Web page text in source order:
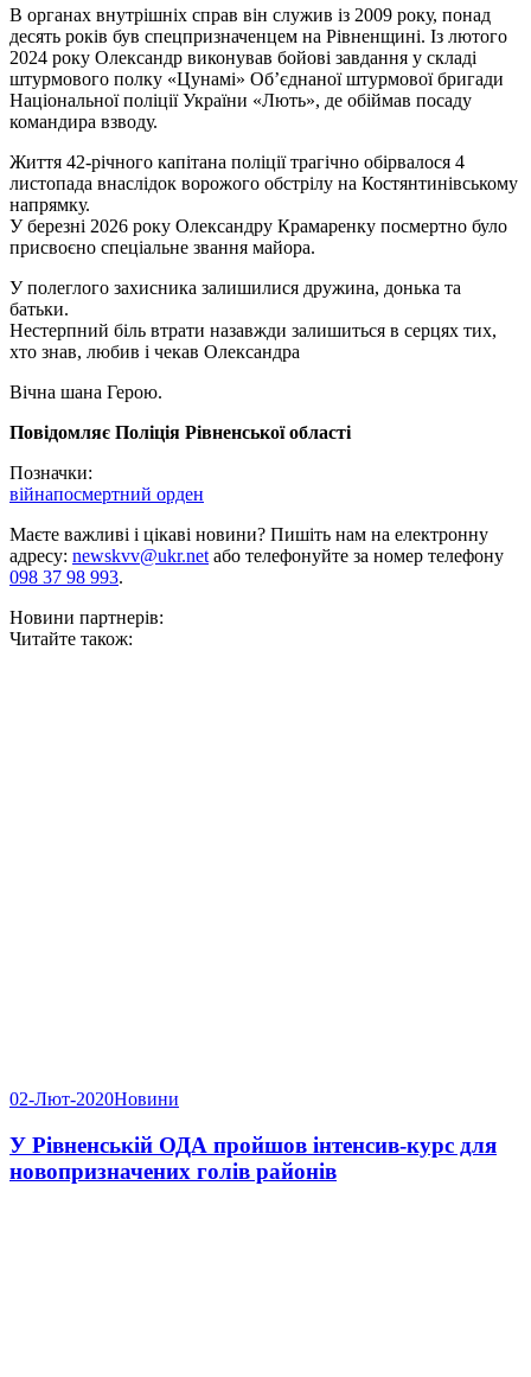
В органах внутрішніх справ він служив із 2009 року, понад
десять років був спецпризначенцем на Рівненщині. Із лютого
2024 року Олександр виконував бойові завдання у складі
штурмового полку «Цунамі» Об’єднаної штурмової бригади
Національної поліції України «Лють», де обіймав посаду
командира взводу.
Життя 42-річного капітана поліції трагічно обірвалося 4
листопада внаслідок ворожого обстрілу на Костянтинівському
напрямку.
У березні 2026 року Олександру Крамаренку посмертно було
присвоєно спеціальне звання майора.
У полеглого захисника залишилися дружина, донька та
батьки.
Нестерпний біль втрати назавжди залишиться в серцях тих,
хто знав, любив і чекав Олександра
Вічна шана Герою.
Повідомляє Поліція Рівненської області
Позначки:
війнапосмертний орден
Маєте важливі і цікаві новини? Пишіть нам на електронну
адресу: newskvv@ukr.netабо телефонуйте за номер телефону
098 37 98 993.
Новини партнерів:
Читайте також:
02-Лют-2020Новини
У Рівненській ОДА пройшов інтенсив-курс для
новопризначених голів районів